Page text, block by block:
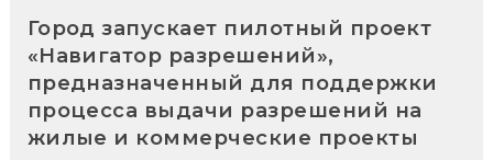
Город запускает пилотный проект
«Навигатор разрешений»,
предназначенный для поддержки
процесса выдачи разрешений на
жилые и коммерческие проекты